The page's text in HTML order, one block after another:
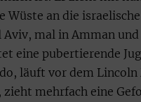
Wüste an die
mal in Amman und
eine pubertierende
läuft vor dem
zieht mehrfach eine